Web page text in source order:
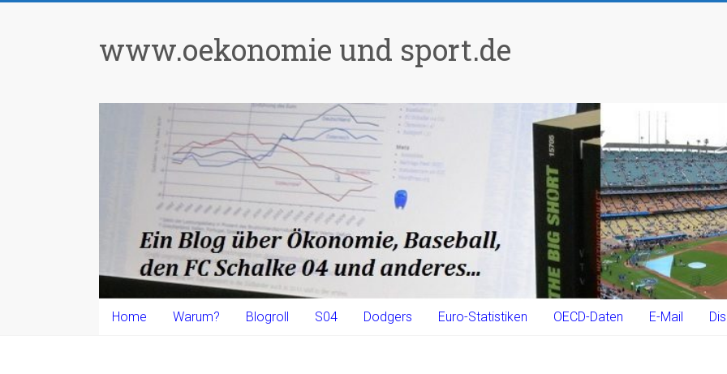
www.oekonomie und sport.de
Home Warum? Blogroll S04 Dodgers Euro-Statistiken OECD-Daten E-Mail